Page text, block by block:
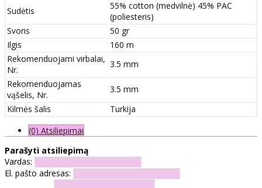
Sudėtis
55% cotton (medvilnė) 45% PAC
(poliesteris)
Svoris
50 gr
Ilgis
160 m
Rekomenduojami virbalai,
Nr.
3.5 mm
Rekomenduojamas
vąšelis, Nr.
3.5 mm
Kilmės šalis
Turkija
(0) Atsiliepimai
Parašyti atsiliepimą
Vardas:
El. pašto adresas: